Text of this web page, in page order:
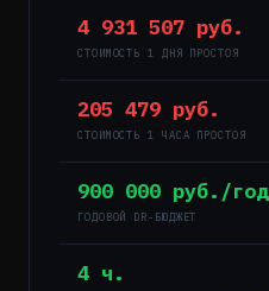
4 931 507 руб.
СТОИМОСТЬ 1 ДНЯ ПРОСТОЯ
205 479 руб.
СТОИМОСТЬ 1 ЧАСА ПРОСТОЯ
900 000 руб./год
ГОДОВОЙ DR-БЮДЖЕТ
4 ч.